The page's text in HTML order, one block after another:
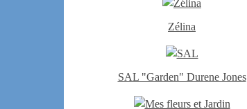
Zélina
SAL "Garden" Durene Jones